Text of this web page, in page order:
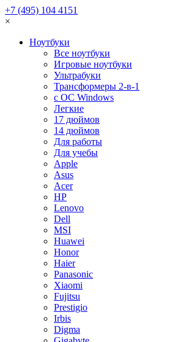
+7 (495) 104 4151
×
Ноутбуки
Все ноутбуки
Игровые ноутбуки
Ультрабуки
Трансформеры 2-в-1
с ОС Windows
Легкие
17 дюймов
14 дюймов
Для работы
Для учебы
Apple
Asus
Acer
HP
Lenovo
Dell
MSI
Huawei
Honor
Haier
Panasonic
Xiaomi
Fujitsu
Prestigio
Irbis
Digma